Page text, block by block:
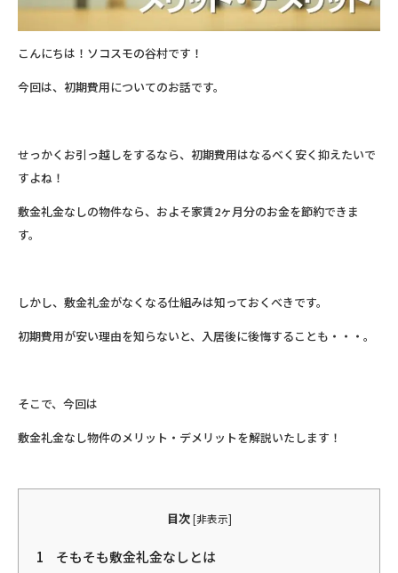
こんにちは！ソコスモの谷村です！
今回は、初期費用についてのお話です。
せっかくお引っ越しをするなら、初期費用はなるべく安く抑えたいで
すよね！
敷金礼金なしの物件なら、およそ家賃2ヶ月分のお金を節約できま
す。
しかし、敷金礼金がなくなる仕組みは知っておくべきです。
初期費用が安い理由を知らないと、入居後に後悔することも・・・。
そこで、今回は
敷金礼金なし物件のメリット・デメリットを解説いたします！
目次 [非表示]
1
そもそも敷金礼金なしとは